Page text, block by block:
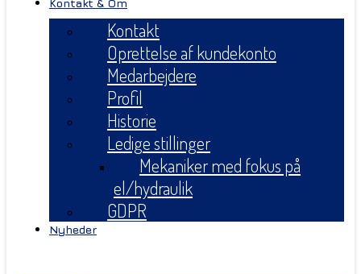
Kontakt & Om
Kontakt
Oprettelse af kundekonto
Medarbejdere
Profil
Historie
Ledige stillinger
Mekaniker med fokus på
el/hydraulik
GDPR
Nyheder